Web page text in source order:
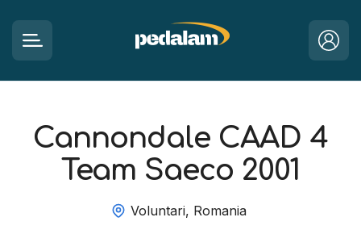
Cannondale CAAD 4
Team Saeco 2001
Voluntari, Romania